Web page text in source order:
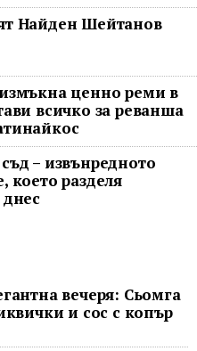
Найден Шейтанов
ценно реми в
всичко за реванша
– извънредното
което разделя
вечеря: Сьомга
и сос с копър